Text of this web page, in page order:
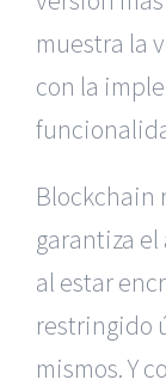
muestra la
con la
Blockchain
garantiza
al estar
restringido
mismos. Y